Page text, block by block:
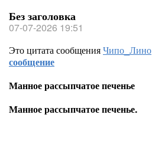
Без заголовка
07-07-2026 19:51
Это цитата сообщенияЧипо_Лино
сообщение
Манное рассыпчатое печенье
Манное рассыпчатое печенье.